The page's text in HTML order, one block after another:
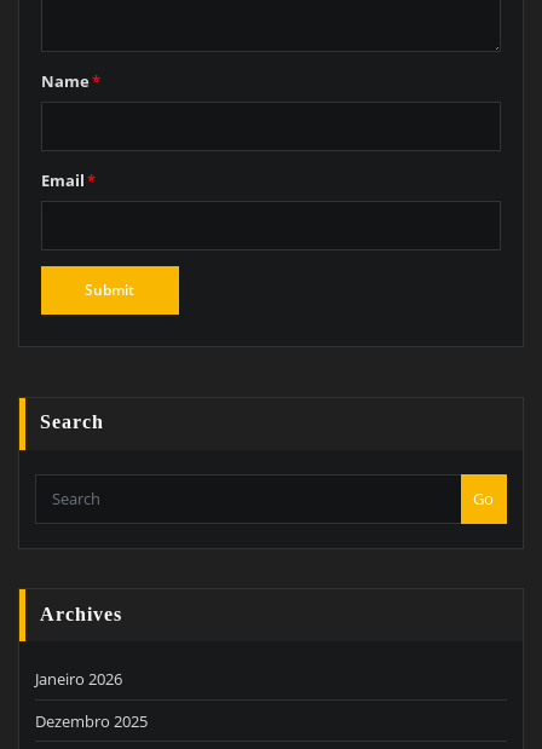
Name*
Email*
Search
Go
Archives
Janeiro 2026
Dezembro 2025